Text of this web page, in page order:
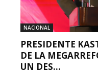
NACIONAL
PRESIDENTE
DE LA
UN DES...